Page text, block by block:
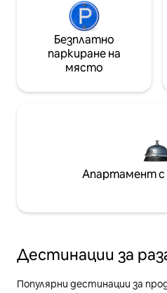
Безплатно
паркиране на
място
Апартамент с
Дестинации за
Популярни дестинации за